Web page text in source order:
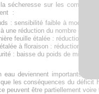
la sécheresse sur les
:
: sensibilité faible à
une réduction du nombre d’épis.
feuille étalée : réduction du
à floraison : réduction du
: baisse du poids de mille
eau deviennent importants à
les conséquences du déficit
peuvent être partiellement